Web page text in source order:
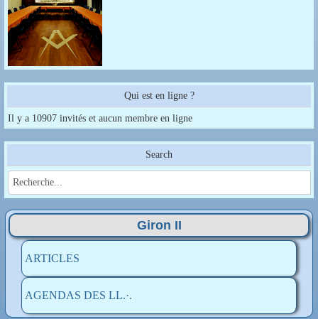
Qui est en ligne ?
Il y a 10907 invités et aucun membre en ligne
Search
Giron II
ARTICLES
AGENDAS DES LL.·.